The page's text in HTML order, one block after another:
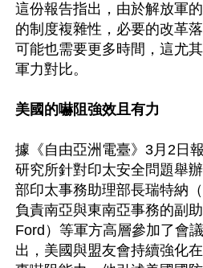
這份報告指出，由於解放軍
的制度複雜性，必要的改革
可能也需要更多時間，這尤
軍力對比。
美國的嚇阻強效且有力
據《自由亞洲電臺》3月2日
研究所針對印太安全問題舉
部印太事務助理部長瑞特納
負責南亞與東南亞事務的副
Ford）等軍方高層參加了會
出，美國與盟友會持續強化